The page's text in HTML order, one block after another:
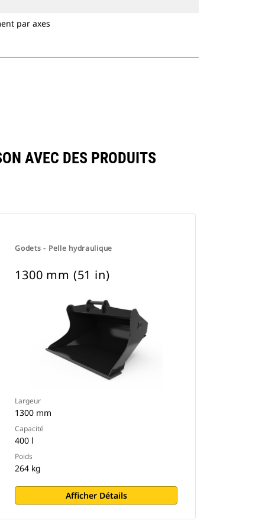
par axes
AVEC DES PRODUITS
Godets - Pelle hydraulique
1300 mm (51 in)
Largeur
1300 mm
Capacité
400 l
Poids
264 kg
Afficher Détails